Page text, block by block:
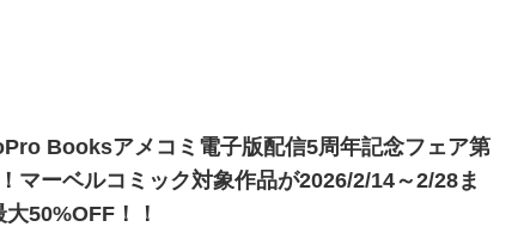
Booksアメコミ電子版配信5周年記念フェア第
マーベルコミック対象作品が2026/2/14～2/28ま
大50%OFF！！